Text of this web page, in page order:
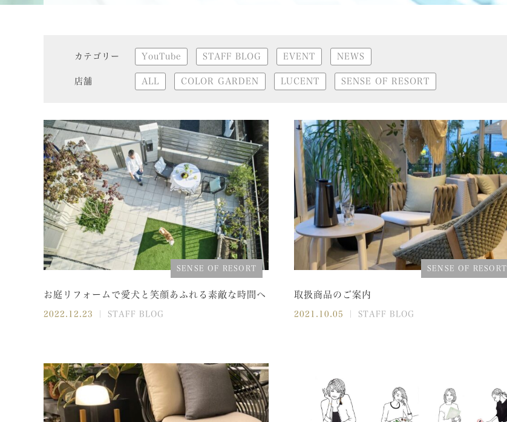
カテゴリー YouTube STAFF BLOG EVENT NEWS
店舗 ALL COLOR GARDEN LUCENT SENSE OF RESORT
SENSE OF RESORT
お庭リフォームで愛犬と笑顔あふれる素敵な時間へ
2022.12.23 ｜ STAFF BLOG
SENSE OF RESORT
取扱商品のご案内
2021.10.05 ｜ STAFF BLOG